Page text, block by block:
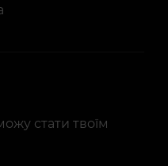
стати твоїм